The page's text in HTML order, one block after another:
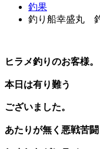
釣果
釣り船幸盛丸
ヒラメ釣りのお客様。
本日は有り難う
ございました。
あたりが無く悪戦苦闘